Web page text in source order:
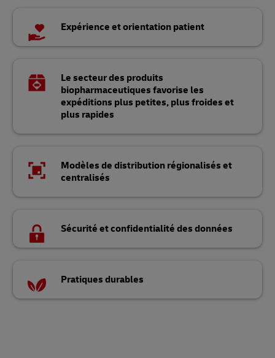
Expérience et orientation patient
Le secteur des produits
biopharmaceutiques favorise les
expéditions plus petites, plus froides et
plus rapides
Modèles de distribution régionalisés et
centralisés
Sécurité et confidentialité des données
Pratiques durables